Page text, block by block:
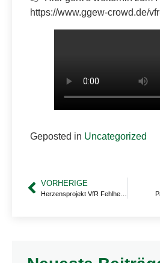
https://www.ggew-crowd.de/
Geposted in Uncategorized
VORHERIGE